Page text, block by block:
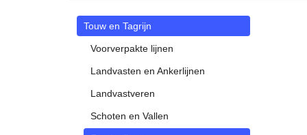
Touw en Tagrijn
Voorverpakte lijnen
Landvasten en Ankerlijnen
Landvastveren
Schoten en Vallen